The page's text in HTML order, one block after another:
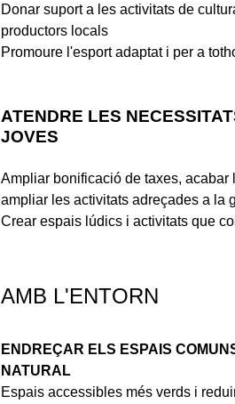
Donar suport a les activitats de
productors locals
Promoure l'esport adaptat i per a
ATENDRE LES
JOVES
Ampliar bonificació de taxes,
ampliar les activitats adreçades a la
Crear espais lúdics i activitats que
AMB L'ENTORN
ENDREÇAR ELS ESPAIS
NATURAL
Espais accessibles més verds i